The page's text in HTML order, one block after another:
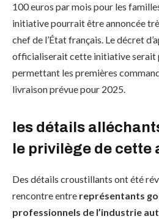
100 euros par mois pour les
initiative pourrait être annoncée
chef de l’État français. Le décret
officialiserait cette initiative serait
permettant les premières
livraison prévue pour 2025.
les détails
le privilège de cette
Des détails croustillants ont été
rencontre entre représentants
professionnels de l’industrie